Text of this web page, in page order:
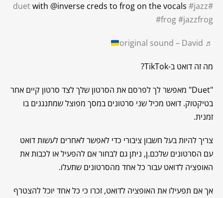
#duet
with @inverse creds to frog on the vocals #jazz
#frog#jazzfrog
♬ original sound – David
מה זה דואט ב-TikTok?
"Duet" מאפשר לך לפרסם את הסרטון שלך לצד סרטון קיים אחר
בטיקטוק. דואט מכיל שני סרטונים במסך מפוצל שמתנגנים בו
זמנית.
צריך להיות בעל חשבון ציבורי כדי לאפשר לאחרים לעשות דואט
עם הסרטונים שלכם.ן, ניתן גם לבחור אם להפעיל או לכבות את
האופציה לדואט עבור כל אחד מהסרטונים שתעלו.
אך אם תפעילו את האופציה לדואט, זכרו כי כל אחד יוכל להצטרף